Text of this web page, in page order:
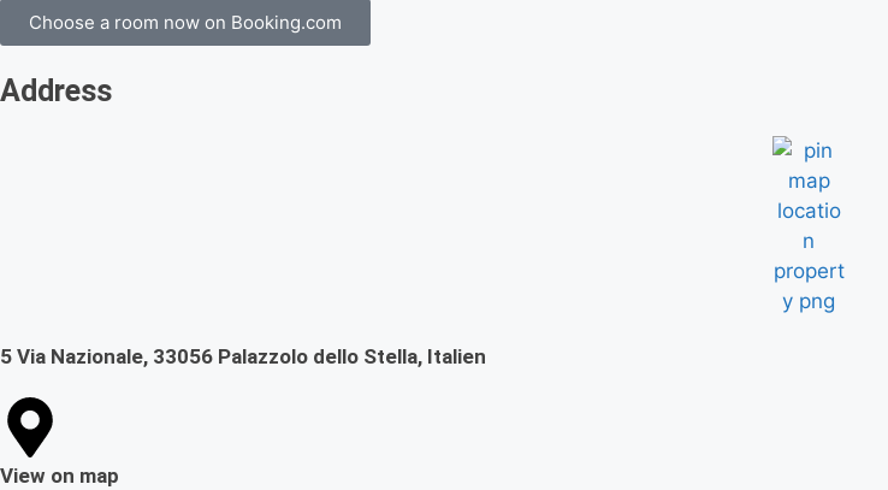
Choose a room now on Booking.com
Address
5 Via Nazionale, 33056 Palazzolo dello Stella, Italien
View on map